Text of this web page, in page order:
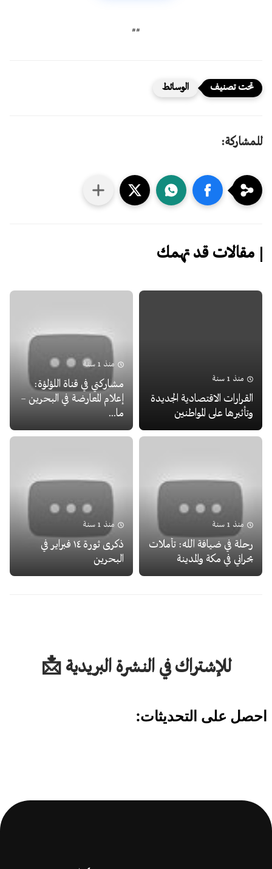
##
الوسائط
للمشاركة:
مقالات قد تهمك
منذ 1 سنة
القرارات الاقتصادية الجديدة
وتأثيرها على المواطنين
منذ 1 سنة
مشاركتي في قناة اللؤلؤة:
إعلام المعارضة في البحرين –
ما...
منذ 1 سنة
رحلة في ضيافة الله: تأملات
بحراني في مكة والمدينة
منذ 1 سنة
ذكرى ثورة ١٤ فبراير في
البحرين
للإشتراك في النشرة البريدية 📩